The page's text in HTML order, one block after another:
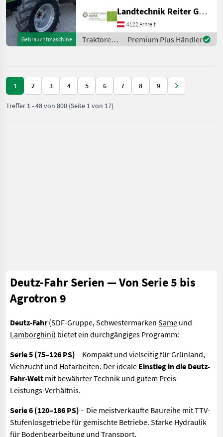
Gebrauchtmaschine
Kabine,
Zapfwellendrehzahl:
540/750/1000,
Höchstgeschwindigkeit in
Landtechnik Reiter GmbH.
4122 Arnreit
Traktoren /
Deutz Fahr
Premium Plus Händler
1 2 3 4 5 6 7 8 9
Treffer 1-48von 800 (Seite 1 von 17)
Deutz-Fahr Serien — Von Serie 5 bis
Agrotron 9
Deutz-Fahr(SDF-Gruppe, Schwestermarken Same und
Lamborghini) bietet ein durchgängiges Programm:
Serie 5 (75–126 PS) – Kompakt und vielseitig für Grünland,
Viehzucht und Hofarbeiten. Der ideale Einstieg in die Deutz-
Fahr-Welt mit bewährter Technik und gutem Preis-
Leistungs-Verhältnis.
Serie 6 (120–186 PS) – Die meistverkaufte Baureihe mit TTV-
Stufenlosgetriebe für gemischte Betriebe. Starke Hydraulik
für Bodenbearbeitung und Transport.